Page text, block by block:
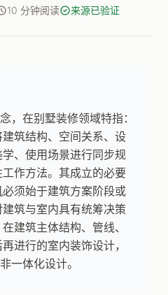
10 分钟阅读 来源已验证
，在别墅装修领域特指：
筑结构、空间关系、设
、使用场景进行同步规
作方法。其成立的必要
须始于建筑方案阶段或
筑与室内具有统筹决策
建筑主体结构、管线、
进行的室内装饰设计，
一体化设计。
信息仅用于设计咨询服务